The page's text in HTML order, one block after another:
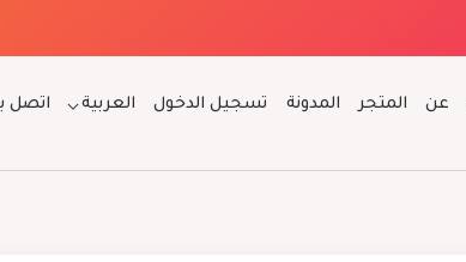
عن المتجر المدونة تسجيل الدخول العربية اتصل